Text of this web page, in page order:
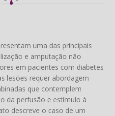
uma das principais
e amputação não
em pacientes com diabetes
lesões requer abordagem
que contemplem
da perfusão e estímulo à
descreve o caso de um